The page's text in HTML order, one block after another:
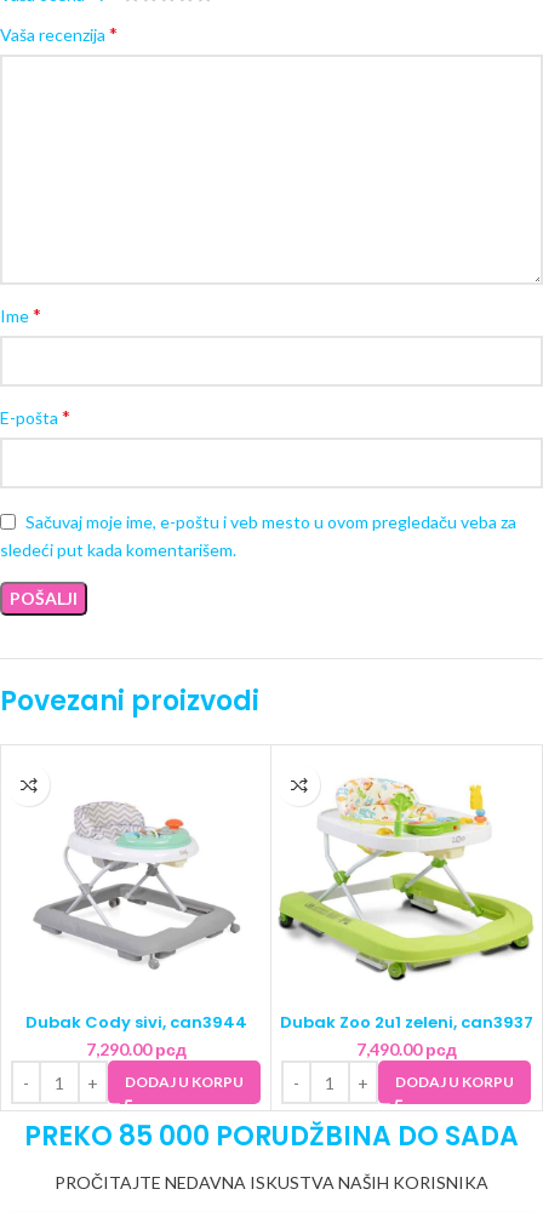
Vaša recenzija *
Ime*
E-pošta *
Sačuvaj moje ime, e-poštu i veb mesto u ovom pregledaču veba za
sledeći put kada komentarišem.
Povezani proizvodi
Dubak Cody sivi, can3944
7,290.00рсд
DODAJ U KORPU
Dubak Zoo 2u1 zeleni, can3937
7,490.00рсд
DODAJ U KORPU
PREKO 85 000 PORUDŽBINA DO SADA
PROČITAJTE NEDAVNA ISKUSTVA NAŠIH KORISNIKA